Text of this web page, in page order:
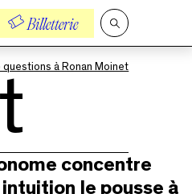
Billetterie
Ouvrir
la
recherche
questions à Ronan Moinet
concentre
le pousse à